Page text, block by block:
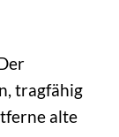
tragfähig
alte